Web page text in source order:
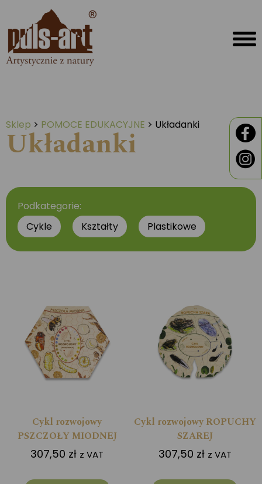
Sklep > POMOCE EDUKACYJNE > Układanki
Układanki
Podkategorie:
Cykle
Kształty Plastikowe
Cykl rozwojowy
PSZCZOŁY MIODNEJ
307,50 zł z VAT
Cykl rozwojowy ROPUCHY
SZAREJ
307,50 zł z VAT